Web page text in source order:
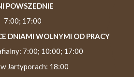
POWSZEDNIE
7:00; 17:00
DNIAMI WOLNYMI OD PRACY
7:00; 10:00; 17:00
Jartyporach: 18:00